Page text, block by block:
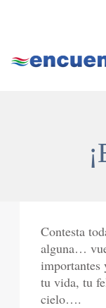
Contesta
alguna…
importantes
tu vida, tu
cielo….